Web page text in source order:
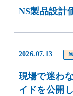
NS製品設計
2026.07.13
現場で迷わ
イドを公開